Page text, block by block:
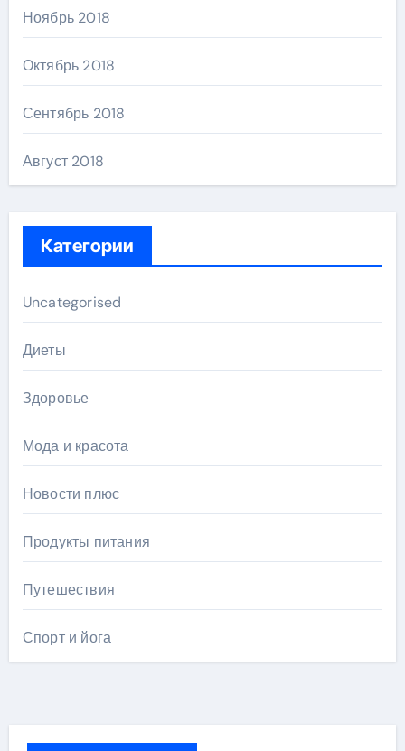
Ноябрь 2018
Октябрь 2018
Сентябрь 2018
Август 2018
Категории
Uncategorised
Диеты
Здоровье
Мода и красота
Новости плюс
Продукты питания
Путешествия
Спорт и йога